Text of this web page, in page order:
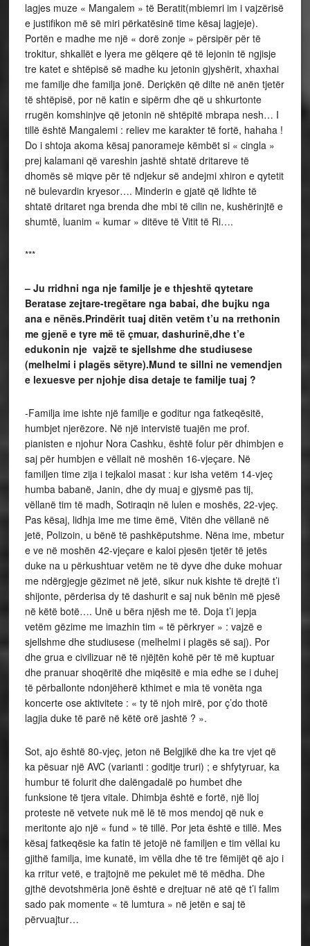
lagjes muze « Mangalem » të Beratit(mbiemri im i vajzërisë
e justifikon më së miri përkatësinë time kësaj lagjeje).
Portën e madhe me një « dorë zonje » përsipër për të
trokitur, shkallët e lyera me gëlqere që të lejonin të ngjisje
tre katet e shtëpisë së madhe ku jetonin gjyshërit, xhaxhai
me familje dhe familja jonë. Deriçkën që dilte në anën tjetër
të shtëpisë, por në katin e sipërm dhe që u shkurtonte
rrugën komshinjve që jetonin në shtëpitë mbrapa nesh… I
tillë është Mangalemi : reliev me karakter të fortë, hahaha !
Do i shtoja akoma kësaj panorameje këmbët si « cingla »
prej kalamani që vareshin jashtë shtatë dritareve të
dhomës së miqve për të ndjekur së andejmi xhiron e qytetit
në bulevardin kryesor…. Minderin e gjatë që lidhte të
shtatë dritaret nga brenda dhe mbi të cilin ne, kushërinjtë e
shumtë, luanim « kumar » ditëve të Vitit të Ri….
***
– Ju rridhni nga nje familje je e thjeshtë qytetare
Beratase zejtare-tregëtare nga babai, dhe bujku nga
ana e nënës.Prindërit tuaj ditën vetëm t’u na rrethonin
me gjenë e tyre më të çmuar, dashurinë,dhe t’e
edukonin nje vajzë te sjellshme dhe studiusese
(melhelmi i plagës sëtyre).Mund te sillni ne vemendjen
e lexuesve per njohje disa detaje te familje tuaj ?
-Familja ime ishte një familje e goditur nga fatkeqësitë,
humbjet njerëzore. Në një intervistë tuajën me prof.
pianisten e njohur Nora Cashku, është folur për dhimbjen e
saj për humbjen e vëllait në moshën 16-vjeçare. Në
familjen time zija i tejkaloi masat : kur isha vetëm 14-vjeç
humba babanë, Janin, dhe dy muaj e gjysmë pas tij,
vëllanë tim të madh, Sotiraqin në lulen e moshës, 22-vjeç.
Pas kësaj, lidhja ime me time ëmë, Vitën dhe vëllanë në
jetë, Polizoin, u bënë të pashkëputshme. Nëna ime, mbetur
e ve në moshën 42-vjeçare e kaloi pjesën tjetër të jetës
duke na u përkushtuar vetëm ne të dyve dhe duke mohuar
me ndërgjegje gëzimet në jetë, sikur nuk kishte të drejtë t’i
shijonte, përderisa dy të dashurit e saj nuk bënin më pjesë
në këtë botë…. Unë u bëra njësh me të. Doja t’i jepja
vetëm gëzime me imazhin tim « të përkryer » : vajzë e
sjellshme dhe studiusese (melhelmi i plagës së saj). Por
dhe grua e civilizuar në të njëjtën kohë për të më kuptuar
dhe pranuar shoqëritë dhe miqësitë e mia edhe se i duhej
të përballonte ndonjëherë kthimet e mia të vonëta nga
koncerte ose aktivitete : « ty të njoh mirë, por ç’do thotë
lagjia duke të parë në këtë orë jashtë ? ».
Sot, ajo është 80-vjeç, jeton në Belgjikë dhe ka tre vjet që
ka pësuar një AVC (varianti : goditje truri) ; e shfytyruar, ka
humbur të folurit dhe dalëngadalë po humbet dhe
funksione të tjera vitale. Dhimbja është e fortë, një lloj
proteste në vetvete nuk më lë të mos mendoj që nuk e
meritonte ajo një « fund » të tillë. Por jeta është e tillë. Mes
kësaj fatkeqësie ka fatin të jetojë në familjen e tim vëllai ku
gjithë familja, ime kunatë, im vëlla dhe të tre fëmijët që ajo i
ka rritur vetë, e trajtojnë me pekulet më të mëdha. Dhe
gjthë devotshmëria jonë është e drejtuar në atë që t’i falim
sado pak momente « të lumtura » në jetën e saj të
përvuajtur…